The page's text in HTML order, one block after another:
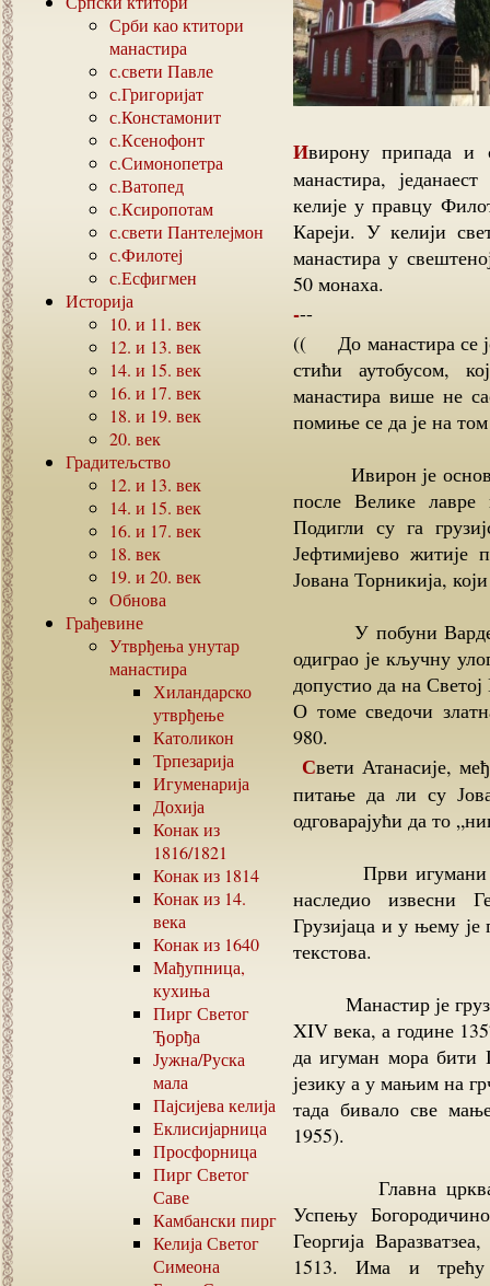
Срби као ктитори
манастира
с.свети Павле
с.Григоријат
с.Констамонит
с.Ксенофонт
с.Симонопетра
с.Ватопед
с.Ксиропотам
с.свети Пантелејмон
с.Филотеј
с.Есфигмен
Историја
10. и 11. век
12. и 13. век
14. и 15. век
16. и 17. век
18. и 19. век
20. век
Градитељство
12. и 13. век
14. и 15. век
16. и 17. век
18. век
19. и 20. век
Обнова
Грађевине
Утврђења унутар
манастира
Хиландарско
утврђење
Католикон
Трпезарија
Игуменарија
Дохија
Конак из
1816/1821
Конак из 1814
Конак из 14.
века
Конак из 1640
Мађупница,
кухиња
Пирг Светог
Ђорђа
Јужна/Руска
мала
Пајсијева келија
Еклисијарница
Просфорница
Пирг Светог
Саве
Камбански пирг
Келија Светог
Симеона
Ивирону припада и скит Претече, Јована крститеља, западно од
манастира,
келије у правцу
Кареји. У келији
манастира у
50 монаха.
---
(( До манастира се
стићи аутобусом,
манастира више не
помиње се да је на
Ивирон је основан
после Велике лавре
Подигли су га
Јефтимијево житије
Јована Торникија,
У побуни Варде
одиграо је кључну
допустио да на
О томе сведочи
980.
Свети Атанасије, међутим, не помиње Торникија. Христу поставља
питање да ли су
одговарајући да то
Први игумани
наследио извесни
Грузијаца и у њему је
текстова.
Манастир је
XIV века, а године
да игуман мора бити
језику а у мањим на
тада бивало све
1955).
Главна црква, на
Успењу
Георгија
1513. Има и трећу